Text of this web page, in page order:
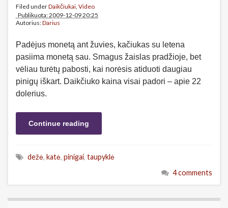
Filed underDaikčiukai, Video
Publikuota: 2009-12-09 20:25
Autorius:Darius
Padėjus monetą ant žuvies, kačiukas su letena
pasiima monetą sau. Smagus žaislas pradžioje, bet
vėliau turėtų pabosti, kai norėsis atiduoti daugiau
pinigų iškart. Daikčiuko kaina visai padori – apie 22
dolerius.
Continue reading
dežė, katė, pinigai, taupyklė
4 comments